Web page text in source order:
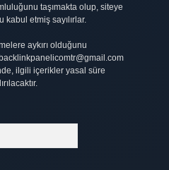
taşımakta olup, siteye
etmiş sayılırlar.
aykırı olduğunu
backlinkpanelicomtr@gmail.com
ilgili içerikler yasal süre